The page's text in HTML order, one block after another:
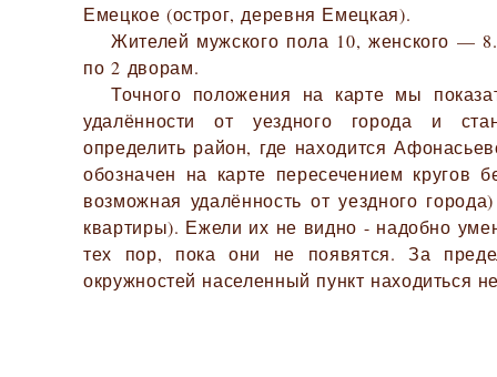
Емецкое (острог, деревня Емецкая).
Жителей мужского пола 10, женского —
по 2 дворам.
Точного положения на карте мы
удалённости от уездного города и
определить район, где находится
обозначен на карте пересечением кругов
возможная удалённость от уездного
квартиры). Ежели их не видно - надобно
тех пор, пока они не появятся. За
окружностей населенный пункт находиться